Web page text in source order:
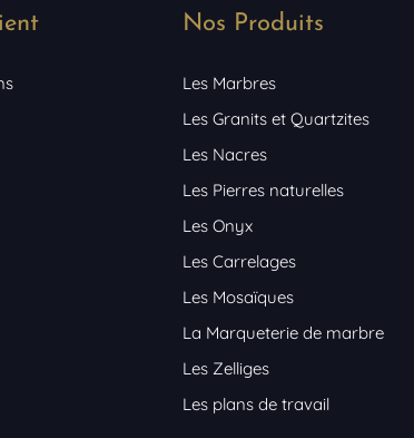
Nos Produits
Les Marbres
Les Granits et Quartzites
Les Nacres
Les Pierres naturelles
Les Onyx
Les Carrelages
Les Mosaïques
La Marqueterie de marbre
Les Zelliges
Les plans de travail